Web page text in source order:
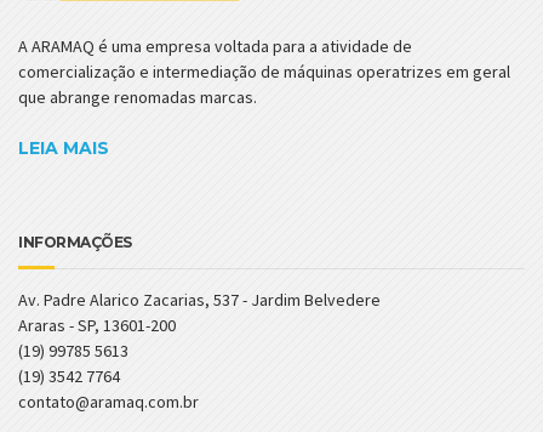
A ARAMAQ é uma empresa voltada para a atividade de
comercialização e intermediação de máquinas operatrizes em geral
que abrange renomadas marcas.
LEIA MAIS
INFORMAÇÕES
Av. Padre Alarico Zacarias, 537 - Jardim Belvedere
Araras - SP, 13601-200
(19) 99785 5613
(19) 3542 7764
contato@aramaq.com.br